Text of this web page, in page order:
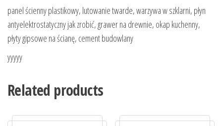
panel ścienny plastikowy, lutowanie twarde, warzywa w szklarni, płyn
antyelektrostatyczny jak zrobić, grawer na drewnie, okap kuchenny,
płyty gipsowe na ścianę, cement budowlany
yyyyy
Related products